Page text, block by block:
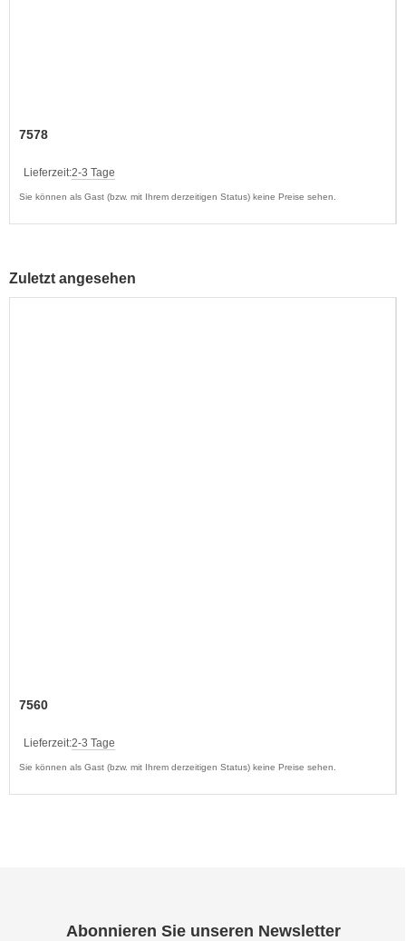
7578
Lieferzeit:2-3 Tage
Sie können als Gast (bzw. mit Ihrem derzeitigen Status) keine Preise sehen.
Zuletzt angesehen
7560
Lieferzeit:2-3 Tage
Sie können als Gast (bzw. mit Ihrem derzeitigen Status) keine Preise sehen.
Abonnieren Sie unseren Newsletter